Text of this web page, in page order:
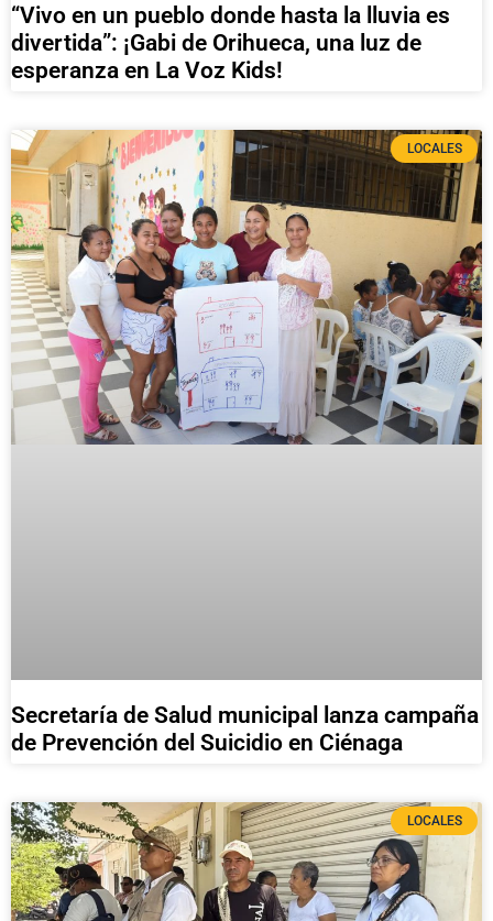
“Vivo en un pueblo donde hasta la lluvia es
divertida”: ¡Gabi de Orihueca, una luz de
esperanza en La Voz Kids!
LOCALES
Secretaría de Salud municipal lanza campaña
de Prevención del Suicidio en Ciénaga
LOCALES